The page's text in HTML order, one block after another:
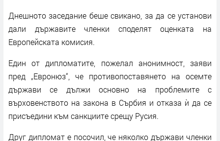
Днешното заседание беше свикано, за да се установи
дали държавите членки споделят оценката на
Европейската комисия.
Един от дипломатите, пожелал анонимност, заяви
пред „Евронюз“, че противопоставянето на осемте
държави се дължи основно на проблемите с
върховенството на закона в Сърбия и отказа ѝ да се
присъедини към санкциите срещу Русия.
Друг дипломат е посочил, че няколко държави членки